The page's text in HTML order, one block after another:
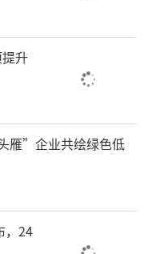
升
雁”企业共绘绿色低
，24